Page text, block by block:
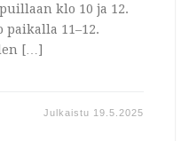
klo 10 ja 12.
11–12.
[…]
Julkaistu 19.5.2025